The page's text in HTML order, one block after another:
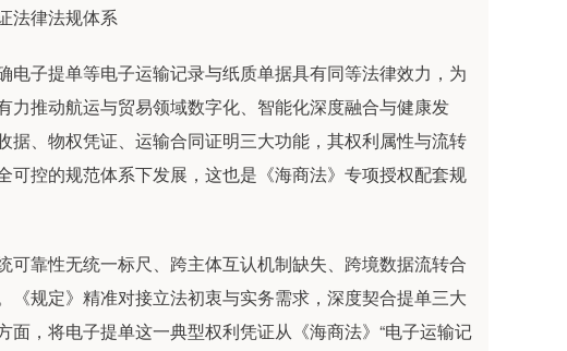
法律法规体系
子提单等电子运输记录与纸质单据具有同等法律效力，为
推动航运与贸易领域数字化、智能化深度融合与健康发
、物权凭证、运输合同证明三大功能，其权利属性与流转
控的规范体系下发展，这也是《海商法》专项授权配套规
靠性无统一标尺、跨主体互认机制缺失、跨境数据流转合
规定》精准对接立法初衷与实务需求，深度契合提单三大
，将电子提单这一典型权利凭证从《海商法》“电子运输记